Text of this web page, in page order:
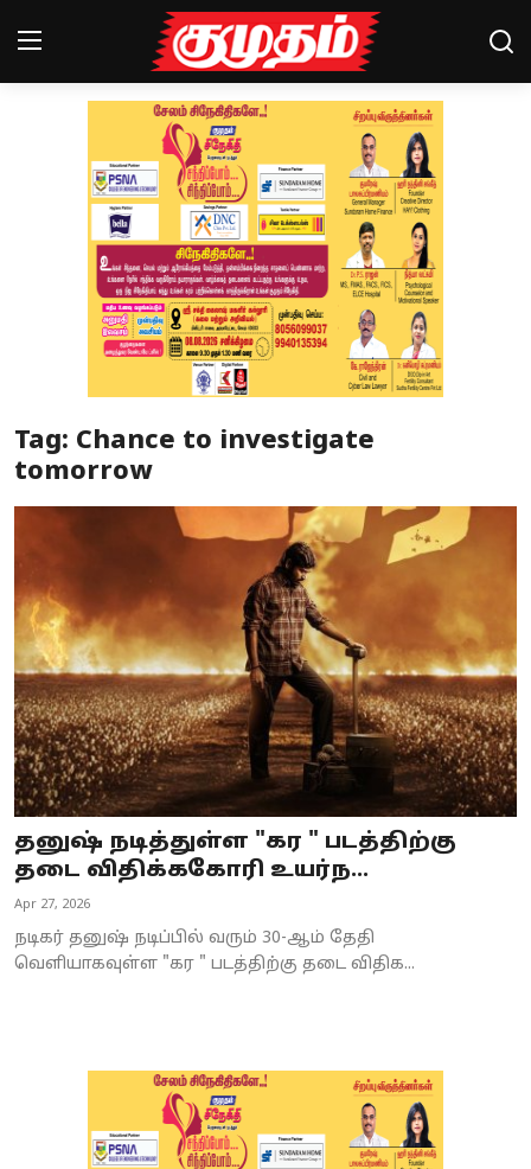
Magazines
Sports
Special Story
Business
Crime
Tamilnadu
National
World
Astrology
Spirituality
Weather
Tag: Chance to investigate
tomorrow
தனுஷ் நடித்துள்ள "கர " படத்திற்கு
தடை விதிக்ககோரி உயர்ந...
Apr 27, 2026
நடிகர் தனுஷ் நடிப்பில் வரும் 30-ஆம் தேதி
வெளியாகவுள்ள "கர " படத்திற்கு தடை விதிக...